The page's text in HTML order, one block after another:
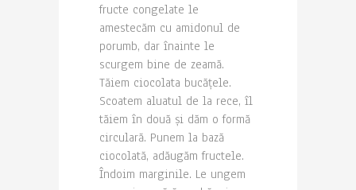
fructe congelate le
amestecăm cu amidonul de
porumb, dar înainte le
scurgem bine de zeamă.
Tăiem ciocolata bucățele.
Scoatem aluatul de la rece, îl
tăiem în două și dăm o formă
circulară. Punem la bază
ciocolată, adăugăm fructele.
Îndoim marginile. Le ungem